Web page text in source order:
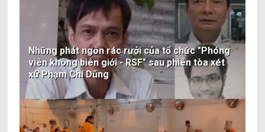
Những phát ngôn rác rưởi của tổ chức "Phóng
viên không biên giới - RSF" sau phiên tòa xét
xử Phạm Chí Dũng